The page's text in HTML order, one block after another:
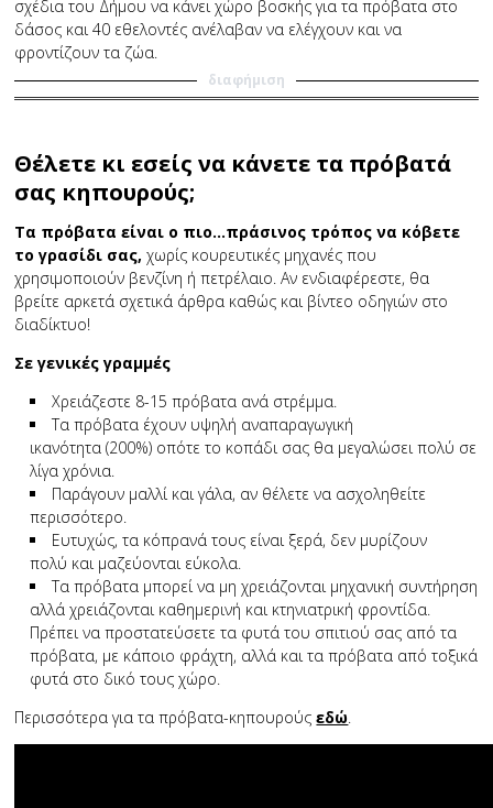
σχέδια του Δήμου να κάνει χώρο βοσκής για τα πρόβατα στο
δάσος και 40 εθελοντές ανέλαβαν να ελέγχουν και να
φροντίζουν τα ζώα.
διαφήμιση
Θέλετε κι εσείς να κάνετε τα πρόβατά
σας κηπουρούς;
Τα πρόβατα είναι ο πιο…πράσινος τρόπος να κόβετε
το γρασίδι σας, χωρίς κουρευτικές μηχανές που
χρησιμοποιούν βενζίνη ή πετρέλαιο. Αν ενδιαφέρεστε, θα
βρείτε αρκετά σχετικά άρθρα καθώς και βίντεο οδηγιών στο
διαδίκτυο!
Σε γενικές γραμμές
Χρειάζεστε 8-15 πρόβατα ανά στρέμμα.
Τα πρόβατα έχουν υψηλή αναπαραγωγική
ικανότητα (200%) οπότε το κοπάδι σας θα μεγαλώσει πολύ σε
λίγα χρόνια.
Παράγουν μαλλί και γάλα, αν θέλετε να ασχοληθείτε
περισσότερο.
Ευτυχώς, τα κόπρανά τους είναι ξερά, δεν μυρίζουν
πολύ και μαζεύονται εύκολα.
Τα πρόβατα μπορεί να μη χρειάζονται μηχανική συντήρηση
αλλά χρειάζονται καθημερινή και κτηνιατρική φροντίδα.
Πρέπει να προστατεύσετε τα φυτά του σπιτιού σας από τα
πρόβατα, με κάποιο φράχτη, αλλά και τα πρόβατα από τοξικά
φυτά στο δικό τους χώρο.
Περισσότερα για τα πρόβατα-κηπουρούςεδώ